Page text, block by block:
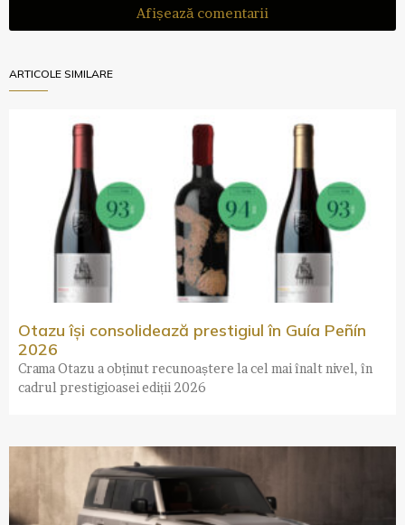
Afișează comentarii
ARTICOLE SIMILARE
Otazu își consolidează prestigiul în Guía Peñín
2026
Crama Otazu a obținut recunoaștere la cel mai înalt nivel, în
cadrul prestigioasei ediții 2026